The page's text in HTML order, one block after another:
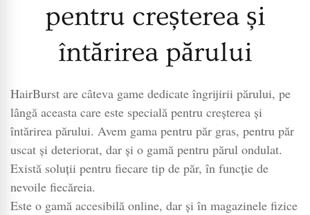
pentru creșterea și
întărirea părului
HairBurst are câteva game dedicate îngrijirii părului, pe
lângă aceasta care este specială pentru creșterea și
întărirea părului. Avem gama pentru păr gras, pentru păr
uscat și deteriorat, dar și o gamă pentru părul ondulat.
Există soluții pentru fiecare tip de păr, în funcție de
nevoile fiecăreia.
Este o gamă accesibilă online, dar și în magazinele fizice